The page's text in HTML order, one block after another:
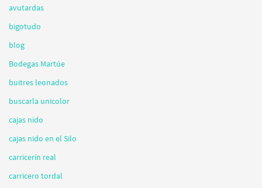
avutardas
bigotudo
blog
Bodegas Martúe
buitres leonados
buscarla unicolor
cajas nido
cajas nido en el Silo
carricerín real
carricero tordal